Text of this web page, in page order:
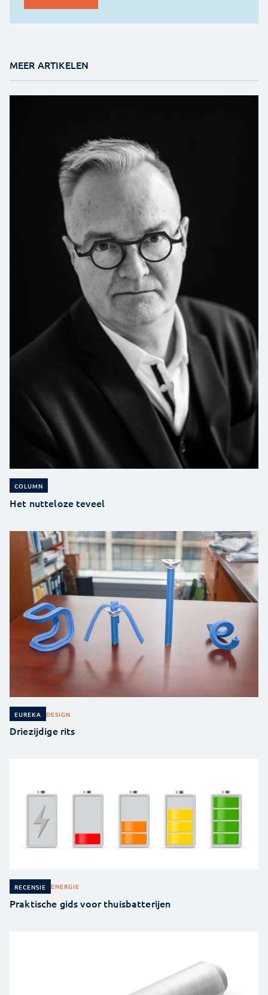
MEER ARTIKELEN
COLUMN
Het nutteloze teveel
EUREKA DESIGN
Driezijdige rits
RECENSIE ENERGIE
Praktische gids voor thuisbatterijen